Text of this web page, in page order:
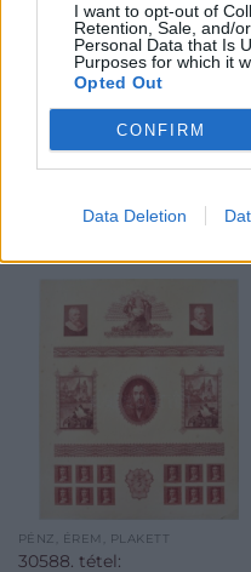
I want to opt-out of
Retention, Sale, and/
Personal Data that Is
Purposes for which it
Opted Out
CONFIRM
Data Deletion
GALÉRIA TOVÁBBI
PÉNZ, ÉREM, PLAKETT
30588. tétel: